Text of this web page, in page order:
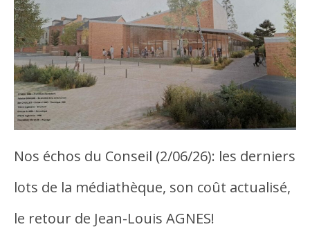
Nos échos du Conseil (2/06/26): les derniers
lots de la médiathèque, son coût actualisé,
le retour de Jean-Louis AGNES!